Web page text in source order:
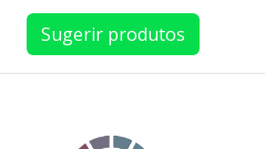
Sugerir produtos